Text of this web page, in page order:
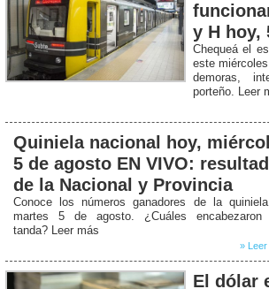
y H hoy,
Chequeá el
este
demoras,
porteño. Leer
Quiniela nacional hoy,
5 de agosto EN VIVO:
de la Nacional y Provincia
Conoce los números ganadores de la
martes 5 de agosto. ¿Cuáles encabezaron
tanda? Leer más
» Leer
El dólar